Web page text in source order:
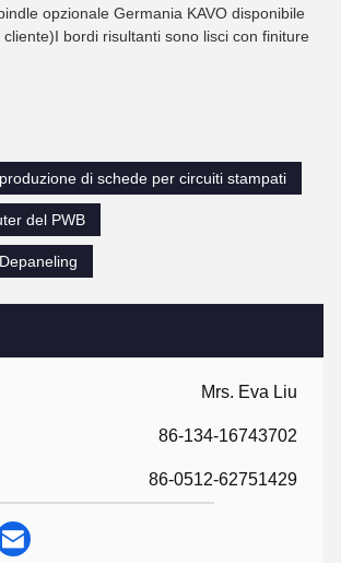
Mrs. Eva Liu
86-134-16743702
86-0512-62751429
opzionale Germania KAVO disponibile
bordi risultanti sono lisci con finiture
di schede per circuiti stampati
del PWB